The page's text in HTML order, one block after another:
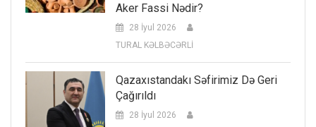
Aker Fassi Nədir?
28 İyul 2026
TURAL KƏLBƏCƏRLİ
Qazaxıstandakı Səfirimiz Də Geri
Çağırıldı
28 İyul 2026